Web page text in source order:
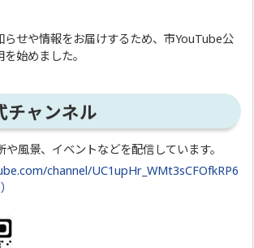
せや情報をお届けするため、市YouTube公
始めました。
チャンネル
風景、イベントなどを配信しています。
channel/UC1upHr_WMt3sCFOfkRP6